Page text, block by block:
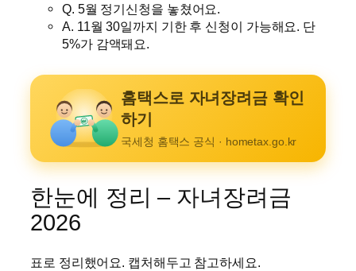
Q. 5월 정기신청을 놓쳤어요.
A. 11월 30일까지 기한 후 신청이 가능해요. 단
5%가 감액돼요.
₩
홈택스로 자녀장려금 확인
하기
국세청 홈택스 공식 · hometax.go.kr
한눈에 정리 – 자녀장려금
2026
표로 정리했어요. 캡처해두고 참고하세요.